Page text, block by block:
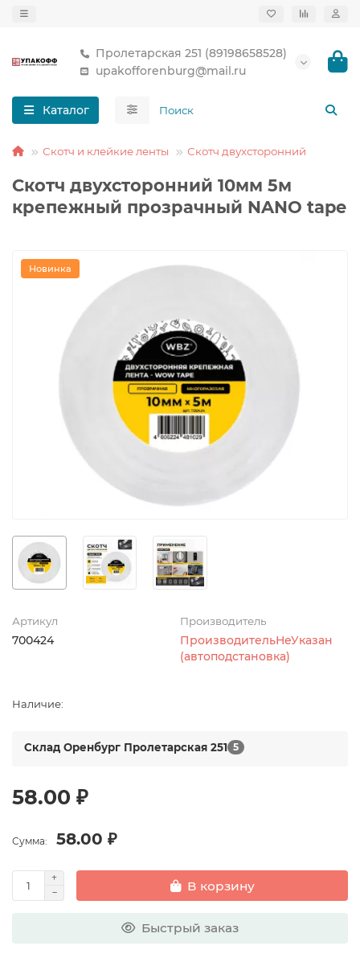
Пролетарская 251 (89198658528)
upakofforenburg@mail.ru
Каталог
Скотч и клейкие ленты Скотч двухсторонний
Скотч двухсторонний 10мм 5м
крепежный прозрачный NANO tape
Новинка
Артикул
700424
Производитель
ПроизводительНеУказан
(автоподстановка)
Наличие:
Склад Оренбург Пролетарская 251 5
58.00 ₽
Сумма: 58.00 ₽
В корзину
Быстрый заказ